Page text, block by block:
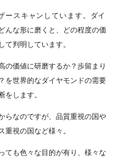
スキャンしています。 ダイ
んな形に磨くと、どの程度の価
判明しています。
の価値に研磨するか？歩留まり
を世界的なダイヤモンドの需要
します。
らなのですが、品質重視の国や
視の国など様々。
ても色々な目的が有り、様々な